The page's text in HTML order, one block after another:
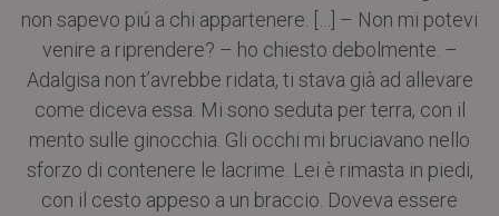
non sapevo piú a chi appartenere. […] – Non mi potevi
venire a riprendere? – ho chiesto debolmente. –
Adalgisa non t’avrebbe ridata, ti stava già ad allevare
come diceva essa. Mi sono seduta per terra, con il
mento sulle ginocchia. Gli occhi mi bruciavano nello
sforzo di contenere le lacrime. Lei è rimasta in piedi,
con il cesto appeso a un braccio. Doveva essere